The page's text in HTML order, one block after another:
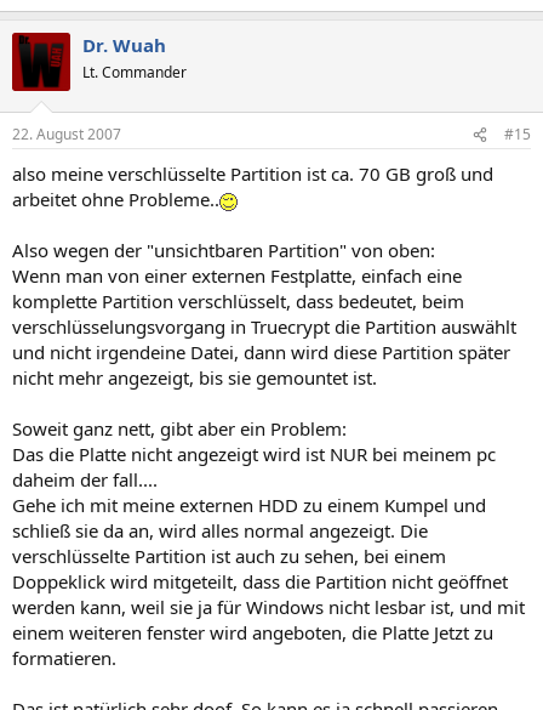
Dr. Wuah
Lt. Commander
22. August 2007 #15
also meine verschlüsselte Partition ist ca. 70 GB groß und
arbeitet ohne Probleme..
Also wegen der "unsichtbaren Partition" von oben:
Wenn man von einer externen Festplatte, einfach eine
komplette Partition verschlüsselt, dass bedeutet, beim
verschlüsselungsvorgang in Truecrypt die Partition auswählt
und nicht irgendeine Datei, dann wird diese Partition später
nicht mehr angezeigt, bis sie gemountet ist.
Soweit ganz nett, gibt aber ein Problem:
Das die Platte nicht angezeigt wird ist NUR bei meinem pc
daheim der fall....
Gehe ich mit meine externen HDD zu einem Kumpel und
schließ sie da an, wird alles normal angezeigt. Die
verschlüsselte Partition ist auch zu sehen, bei einem
Doppeklick wird mitgeteilt, dass die Partition nicht geöffnet
werden kann, weil sie ja für Windows nicht lesbar ist, und mit
einem weiteren fenster wird angeboten, die Platte Jetzt zu
formatieren.